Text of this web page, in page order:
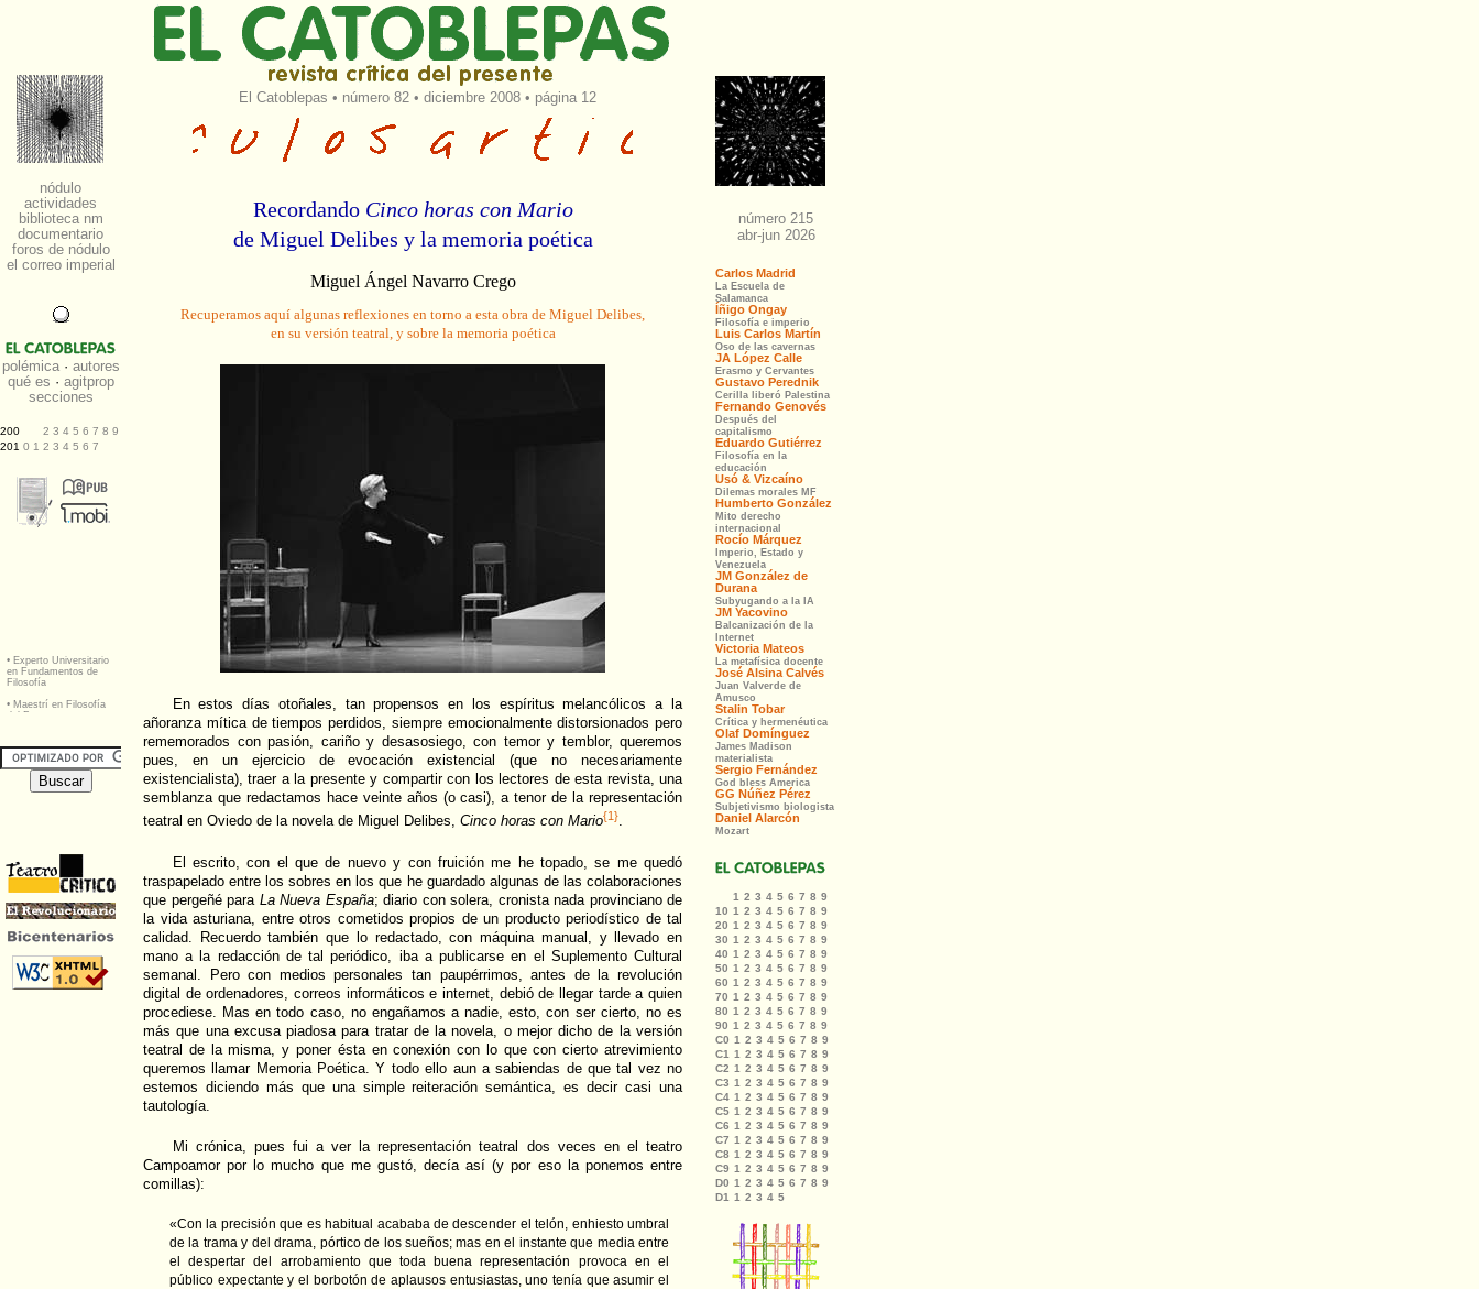
El Catoblepas • número 82• diciembre 2008 • página 12
Recordando Cinco horas con Mario
de Miguel Delibes y la memoria poética
Miguel Ángel Navarro Crego
Recuperamos aquí algunas reflexiones en torno a esta obra de Miguel Delibes,
en su versión teatral, y sobre la memoria poética
En estos días otoñales, tan propensos en los espíritus melancólicos a la
añoranza mítica de tiempos perdidos, siempre emocionalmente distorsionados pero
rememorados con pasión, cariño y desasosiego, con temor y temblor, queremos
pues, en un ejercicio de evocación existencial (que no necesariamente
existencialista), traer a la presente y compartir con los lectores de esta revista, una
semblanza que redactamos hace veinte años (o casi), a tenor de la representación
teatral en Oviedo de la novela de Miguel Delibes, Cinco horas con Mario{1}.
El escrito, con el que de nuevo y con fruición me he topado, se me quedó
traspapelado entre los sobres en los que he guardado algunas de las colaboraciones
que pergeñé para La Nueva España; diario con solera, cronista nada provinciano de
la vida asturiana, entre otros cometidos propios de un producto periodístico de tal
calidad. Recuerdo también que lo redactado, con máquina manual, y llevado en
mano a la redacción de tal periódico, iba a publicarse en el Suplemento Cultural
semanal. Pero con medios personales tan paupérrimos, antes de la revolución
digital de ordenadores, correos informáticos e internet, debió de llegar tarde a quien
procediese. Mas en todo caso, no engañamos a nadie, esto, con ser cierto, no es
más que una excusa piadosa para tratar de la novela, o mejor dicho de la versión
teatral de la misma, y poner ésta en conexión con lo que con cierto atrevimiento
queremos llamar Memoria Poética. Y todo ello aun a sabiendas de que tal vez no
estemos diciendo más que una simple reiteración semántica, es decir casi una
tautología.
Mi crónica, pues fui a ver la representación teatral dos veces en el teatro
Campoamor por lo mucho que me gustó, decía así (y por eso la ponemos entre
comillas):
«Con la precisión que es habitual acababa de descender el telón, enhiesto umbral
de la trama y del drama, pórtico de los sueños; mas en el instante que media entre
el despertar del arrobamiento que toda buena representación provoca en el
público expectante y el borbotón de aplausos entusiastas, uno tenía que asumir el